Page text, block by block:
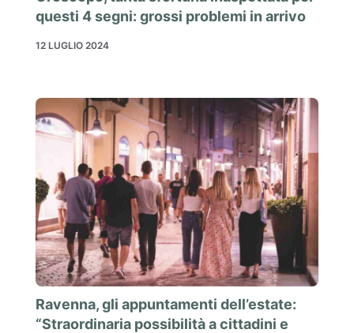
questi 4 segni: grossi problemi in arrivo
12 LUGLIO 2024
Ravenna, gli appuntamenti dell’estate:
“Straordinaria possibilità a cittadini e